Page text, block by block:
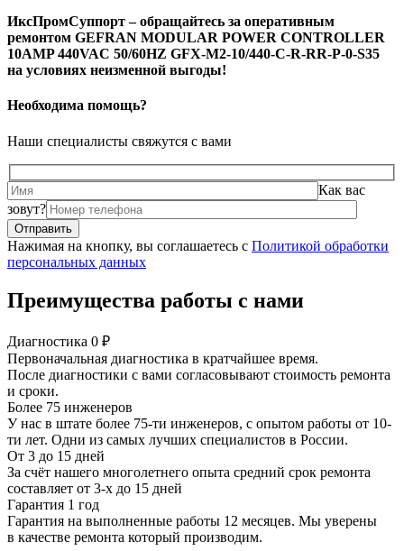
ИксПромСуппорт – обращайтесь за оперативным
ремонтом GEFRAN MODULAR POWER CONTROLLER
10AMP 440VAC 50/60HZ GFX-M2-10/440-C-R-RR-P-0-S35
на условиях неизменной выгоды!
Необходима помощь?
Наши специалисты свяжутся с вами
Как вас
зовут?
Нажимая на кнопку, вы соглашаетесь с Политикой обработки
персональных данных
Преимущества работы с нами
Диагностика 0 ₽
Первоначальная диагностика в кратчайшее время.
После диагностики с вами согласовывают стоимость ремонта
и сроки.
Более 75 инженеров
У нас в штате более 75-ти инженеров, с опытом работы от 10-
ти лет. Одни из самых лучших специалистов в России.
От 3 до 15 дней
За счёт нашего многолетнего опыта средний срок ремонта
составляет от 3-х до 15 дней
Гарантия 1 год
Гарантия на выполненные работы 12 месяцев. Мы уверены
в качестве ремонта который производим.